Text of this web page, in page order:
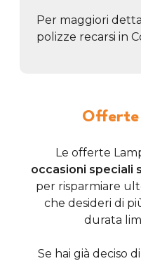
Per maggiori
polizze recarsi in
Offerte
Le offerte
occasioni speciali
per risparmiare
che desideri di
durata
Se hai già deciso